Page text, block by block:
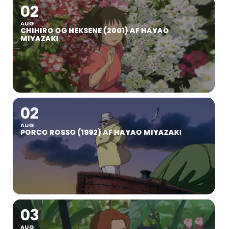
02
AUG
CHIHIRO OG HEKSENE (2001) AF HAYAO
MIYAZAKI
02
AUG
PORCO ROSSO (1992) AF HAYAO MIYAZAKI
03
AUG